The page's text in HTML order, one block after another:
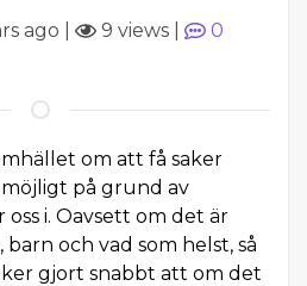
ago 9 views
0
om att få saker
på grund av
i. Oavsett om det är
och vad som helst, så
gjort snabbt att om det